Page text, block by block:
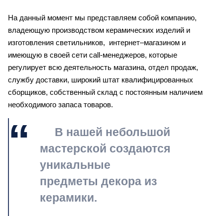
На данный момент мы представляем собой компанию,
владеющую производством керамических изделий и
изготовления светильников, интернет–магазином и
имеющую в своей сети call-менеджеров, которые
регулирует всю деятельность магазина, отдел продаж,
службу доставки, широкий штат квалифицированных
сборщиков, собственный склад c постоянным наличием
необходимого запаса товаров.
В нашей небольшой
мастерской создаются
уникальные
предметы декора из
керамики.